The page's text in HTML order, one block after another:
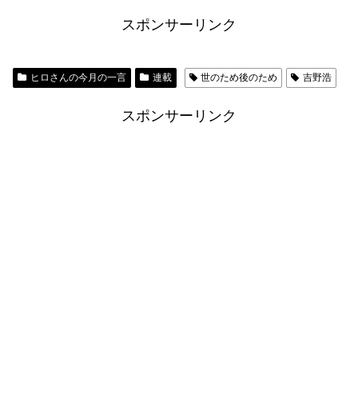
スポンサーリンク
ヒロさんの今月の一言 連載 世のため後のため 吉野浩
スポンサーリンク